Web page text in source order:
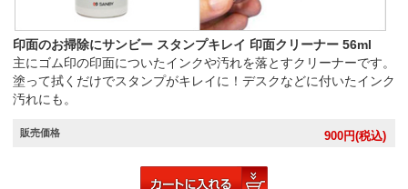
印面のお掃除にサンビー スタンプキレイ 印面クリーナー 56ml
主にゴム印の印面についたインクや汚れを落とすクリーナーです。
塗って拭くだけでスタンプがキレイに！デスクなどに付いたインク
汚れにも。
販売価格 900円(税込)